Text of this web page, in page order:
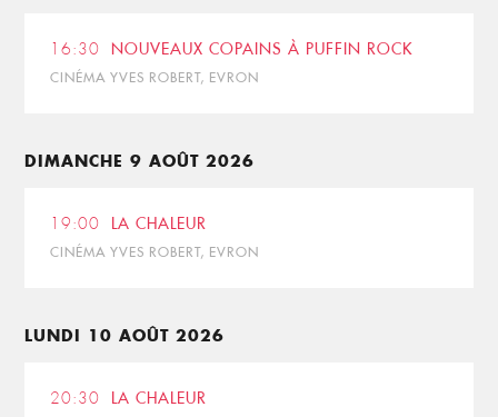
16:30 NOUVEAUX COPAINS À PUFFIN ROCK
CINÉMA YVES ROBERT, EVRON
DIMANCHE 9 AOÛT 2026
19:00 LA CHALEUR
CINÉMA YVES ROBERT, EVRON
LUNDI 10 AOÛT 2026
20:30 LA CHALEUR